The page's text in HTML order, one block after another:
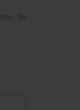
Το